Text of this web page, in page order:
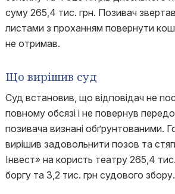
суму 265,4 тис. грн. Позивач
листами з проханням повернути
не отримав.
Що вирішив суд
Суд встановив, що відповідач не
повному обсязі і не повернув
позивача визнані обґрунтованими.
вирішив задовольнити позов та
Інвест» на користь театру 265,4
боргу та 3,2 тис. грн судового збору.